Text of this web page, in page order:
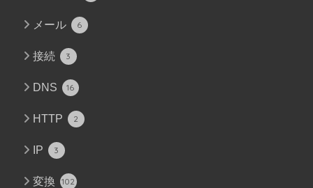
メール 6
接続 3
DNS 16
HTTP 2
IP 3
変換 102